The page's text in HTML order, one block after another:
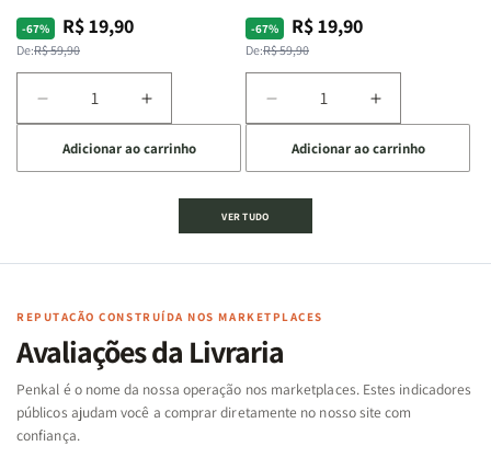
-67%
Preço
normal
De:R$ 59,90
Preço
promocional
R$ 19,90
Diminuir
a
quantidade
de
Cartas
Famílias
Bíblia
-
Penkal
Aumentar
a
quantidade
de
Jogo
Cartas
Famílias
da
Bíblia
-
Penkal
Adicionar ao carrinho
-67%
Preço
normal
De:R$ 59,90
Preço
promocional
R$ 19,90
Diminuir
a
quantidade
de
Jogo
|
de
Aumentar
a
quantidade
de
|
Adicionar ao carrinho
VER TUDO
REPUTAÇÃO CONSTRUÍDA NOS MARKETPLACES
Avaliações da Livraria
Penkal é o nome da nossa operação nos marketplaces. Estes indicadores
públicos ajudam você a comprar diretamente no nosso site com
confiança.